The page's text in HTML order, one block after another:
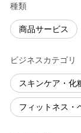
種類
商品サービス
ビジネスカテゴリ
スキンケア・化
フィットネス・